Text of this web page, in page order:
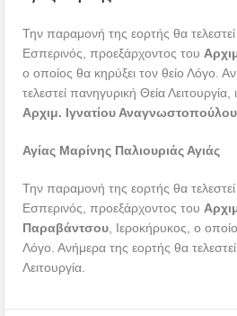
Την παραμονή της εορτής θα
Εσπερινός, προεξάρχοντος του
ο οποίος θα κηρύξει τον θείο Λόγο.
τελεστεί πανηγυρική Θεία
Αρχιμ. Ιγνατίου
Αγίας Μαρίνης Παλιουριάς Αγιάς
Την παραμονή της εορτής θα
Εσπερινός, προεξάρχοντος του
Παραβάντσου , Ιεροκήρυκος, ο
Λόγο. Ανήμερα της εορτής θα
Λειτουργία.